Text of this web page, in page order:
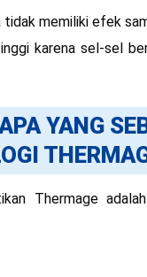
tidak memiliki efek
karena sel-sel
YANG
Thermage